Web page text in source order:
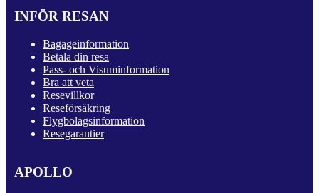
INFÖR RESAN
Bagageinformation
Betala din resa
Pass- och Visuminformation
Bra att veta
Resevillkor
Reseförsäkring
Flygbolagsinformation
Resegarantier
APOLLO